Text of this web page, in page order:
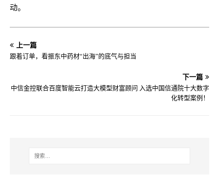
动。
上一篇
跟着订单，看振东中药材“出海”的底气与担当
下一篇
中信金控联合百度智能云打造大模型财富顾问 入选中国信通院十大数字
化转型案例！